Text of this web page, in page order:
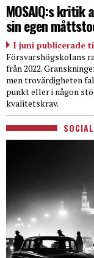
MOSAIQ:s kritik
sin egen
I juni publicerade
Försvarshögskolans
från 2022.
men trovärdigheten
punkt eller i någon
kvalitetskrav.